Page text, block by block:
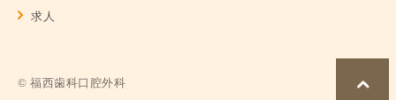
求人
© 福西歯科口腔外科